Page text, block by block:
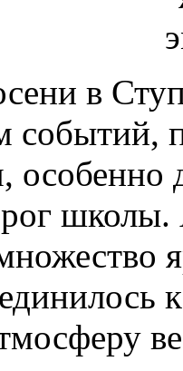
в
событий,
особенно